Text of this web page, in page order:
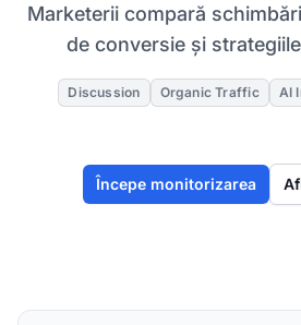
Marketerii compară
de conversie și
Discussion Organic Traffic AI
Începe monitorizarea